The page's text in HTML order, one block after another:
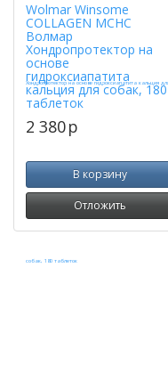
Wolmar Winsome
COLLAGEN MCHC
Волмар
Хондропротектор на
основе
гидроксиапатита
кальция для собак, 180
таблеток
2 380p
В корзину
Отложить